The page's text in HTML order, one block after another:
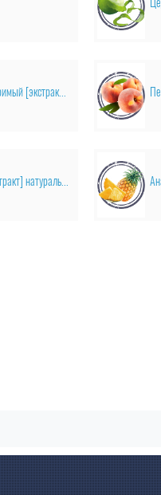
Черная смородина - порошок растворимый [экстракт] натуральный
Абрикос - порошок растворимый [экстракт] натуральный